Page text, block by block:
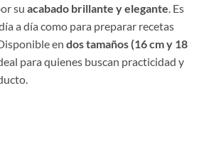
su acabado brillante y elegante . Es
a día como para preparar recetas
Disponible en dos tamaños (16 cm y 18
para quienes buscan practicidad y